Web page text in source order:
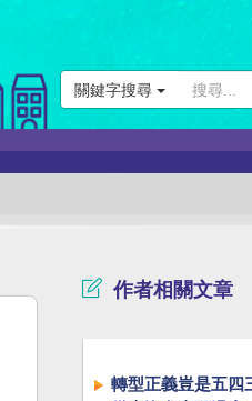
關鍵字搜尋
作者相關文章
轉型正義豈是五四